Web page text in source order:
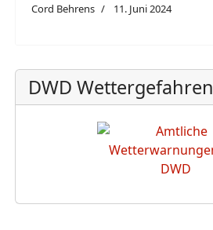
Cord Behrens 11. Juni 2024
DWD Wettergefahren